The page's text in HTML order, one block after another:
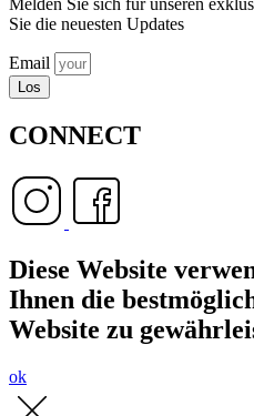
Melden Sie sich für unseren
Sie die neuesten Updates
Email
Los
CONNECT
Diese Website
Ihnen die
Website zu
ok